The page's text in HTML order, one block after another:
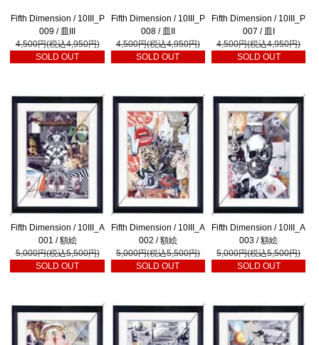
Fifth Dimension / 10III_P
009 / 皿III
4,500円(税込4,950円)
SOLD OUT
Fifth Dimension / 10III_P
008 / 皿II
4,500円(税込4,950円)
SOLD OUT
Fifth Dimension / 10III_P
007 / 皿I
4,500円(税込4,950円)
SOLD OUT
Fifth Dimension / 10III_A
001 / 額絵
5,000円(税込5,500円)
SOLD OUT
Fifth Dimension / 10III_A
002 / 額絵
5,000円(税込5,500円)
SOLD OUT
Fifth Dimension / 10III_A
003 / 額絵
5,000円(税込5,500円)
SOLD OUT